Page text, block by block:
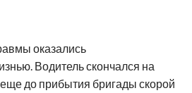
оказались
Водитель скончался на
до прибытия бригады скорой